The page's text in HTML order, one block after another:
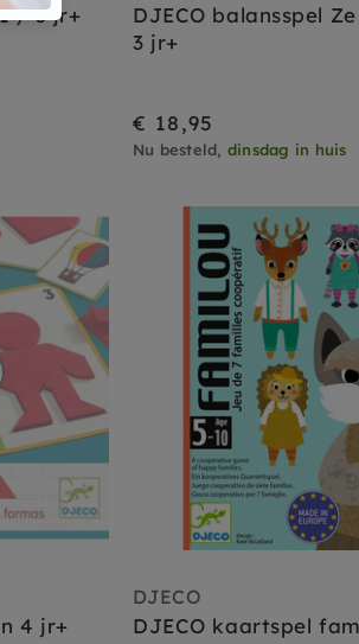
/ 3 jr+
DJECO balansspel
3 jr+
€ 18,95
Nu besteld, dinsdag in huis
4 jr+
DJECO
DJECO kaartspel